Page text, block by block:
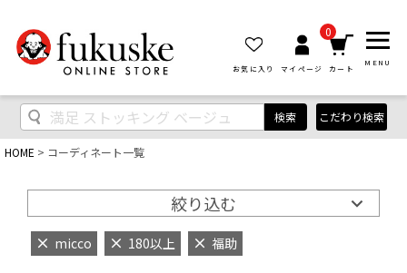
お気に入り マイページ
0
カート
MENU
検索 こだわり検索
HOME コーディネート一覧
絞り込む
micco 180以上 福助